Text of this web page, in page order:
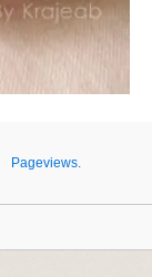
Pageviews.